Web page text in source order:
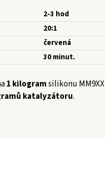
2-3 hod
20:1
červená
30 minut.
1 kilogramsilikonu MM9XX
katalyzátoru.